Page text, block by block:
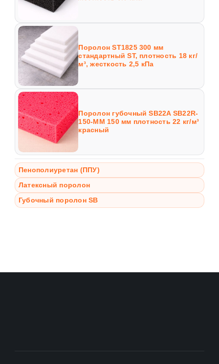
Поролон ST1825 300 мм
стандартный ST, плотность 18 кг/
м³, жесткость 2,5 кПа
Поролон губочный SB22A SB22R-
150-MM 150 мм плотность 22 кг/м³
красный
Пенополиуретан (ППУ)
Латексный поролон
Губочный поролон SB